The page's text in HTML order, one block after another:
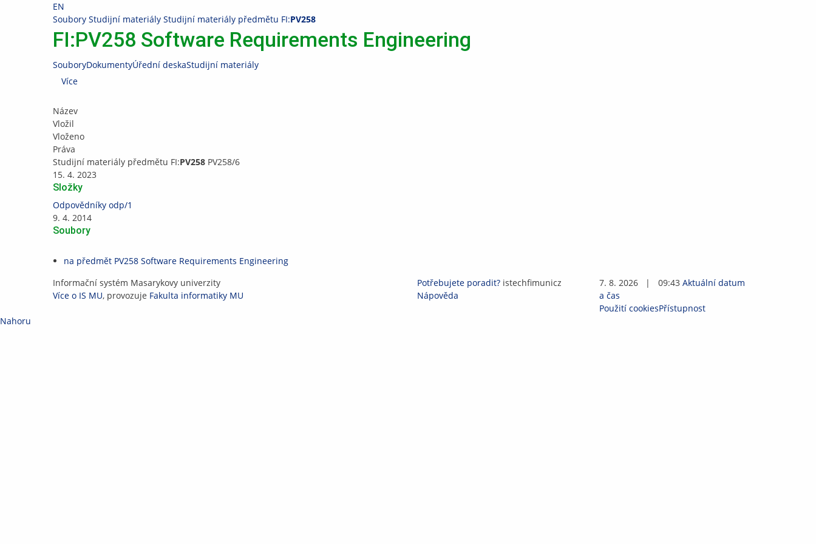
EN
>
Soubory >
Studijní materiály >
Studijní materiály předmětu FI:PV258
FI:PV258 Software Requirements Engineering
SouboryDokumentyÚřední deskaStudijní materiály
Více
Název
Vložil
Vloženo
Práva
Studijní materiály předmětu FI:PV258 PV258/6
15. 4. 2023
Složky
Odpovědníky odp/1
9. 4. 2014
Soubory
na předmět PV258 Software Requirements Engineering
IS
MU
Informační systém Masarykovy univerzity
Více o IS MU, provozuje Fakulta informatiky MU
Potřebujete poradit? istechfimunicz
Nápověda
7. 8. 2026 | 09:43 Aktuální datum
a čas
Použití cookiesPřístupnost
Nahoru